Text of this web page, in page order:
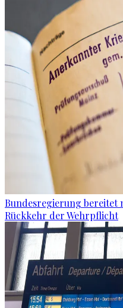
Bundesregierung bereitet
Rückkehr der Wehrpflicht